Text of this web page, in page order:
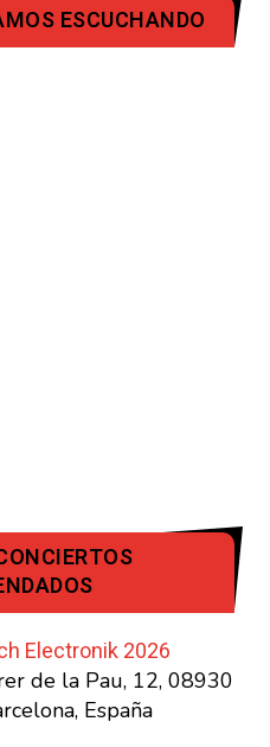
ESCUCHANDO
Electronik 2026
de la Pau, 12, 08930
España